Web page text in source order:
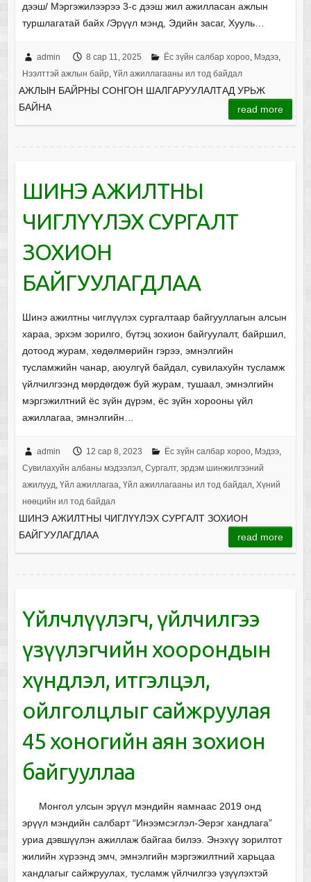
дээш/ Мэргэжилээрээ 3-с дээш жил ажилласан ажлын
туршлагатай байх /Эрүүл мэнд, Эдийн засаг, Хууль…
admin 8 сар 11, 2025 Ёс зүйн салбар хороо, Мэдээ,
Нээлттэй ажлын байр, Үйл ажиллагааны ил тод байдал
АЖЛЫН БАЙРНЫ СОНГОН ШАЛГАРУУЛАЛТАД УРЬЖ
БАЙНА
read more
ШИНЭ АЖИЛТНЫ
ЧИГЛҮҮЛЭХ СУРГАЛТ
ЗОХИОН
БАЙГУУЛАГДЛАА
Шинэ ажилтны чиглүүлэх сургалтаар байгууллагын алсын
хараа, эрхэм зорилго, бүтэц зохион байгуулалт, байршил,
дотоод журам, хөдөлмөрийн гэрээ, эмнэлгийн
тусламжийн чанар, аюулгүй байдал, сувилахуйн тусламж
үйлчилгээнд мөрдөгдөж буй журам, тушаал, эмнэлгийн
мэргэжилтний ёс зүйн дүрэм, ёс зүйн хорооны үйл
ажиллагаа, эмнэлгийн…
admin 12 сар 8, 2023 Ёс зүйн салбар хороо, Мэдээ,
Сувилахуйн албаны мэдээлэл, Сургалт, эрдэм шинжилгээний
ажилууд, Үйл ажиллагаа, Үйл ажиллагааны ил тод байдал, Хүний
нөөцийн ил тод байдал
ШИНЭ АЖИЛТНЫ ЧИГЛҮҮЛЭХ СУРГАЛТ ЗОХИОН
БАЙГУУЛАГДЛАА
read more
Үйлчлүүлэгч, үйлчилгээ
үзүүлэгчийн хоорондын
хүндлэл, итгэлцэл,
ойлголцлыг сайжруулая
45 хоногийн аян зохион
байгууллаа
Монгол улсын эрүүл мэндийн яамнаас 2019 онд
эрүүл мэндийн салбарт “Инээмсэглэл-Эерэг хандлага”
уриа дэвшүүлэн ажиллаж байгаа билээ. Энэхүү зорилтот
жилийн хүрээнд эмч, эмнэлгийн мэргэжилтний харьцаа
хандлагыг сайжруулах, тусламж үйлчилгээ үзүүлэхтэй